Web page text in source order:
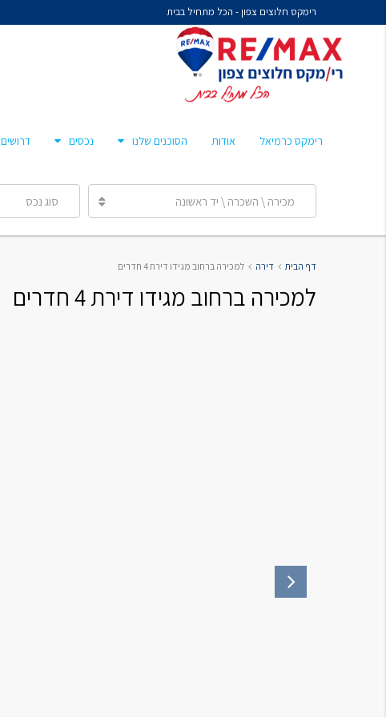
רימקס חלוצים צפון - הכל מתחיל בבית
רימקס כרמיאל אודות הסוכנים שלנו
מיכל קורלנד
מרסלו גלז
נכסים דרושים
מכירה \ השכרה \ יד ראשונה סוג נכס
דף הבית דירה למכירה ברחוב מגידו דירת 4 חדרים
למכירה ברחוב מגידו דירת 4 חדרים
נח איציקזון- זכיין
חן צאיג – מאמן סוכנים